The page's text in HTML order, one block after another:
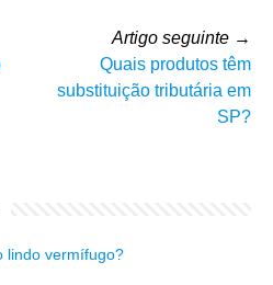
Artigo seguinte →
Quais produtos têm
substituição tributária em
SP?
lindo vermífugo?